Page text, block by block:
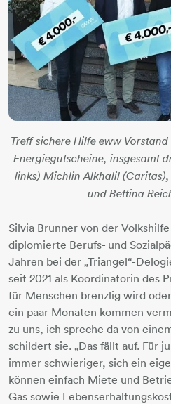
Treff sichere Hilfe eww
Energiegutscheine, insgesamt
links) Michlin Alkhalil
und Bettina
Silvia Brunner von der
diplomierte Berufs- und
Jahren bei der „Triangel“-
seit 2021 als Koordinatorin des
für Menschen brenzlig wird
ein paar Monaten kommen
zu uns, ich spreche da von
schildert sie. „Das fällt auf. Für
immer schwieriger, sich ein
können einfach Miete und
Gas sowie